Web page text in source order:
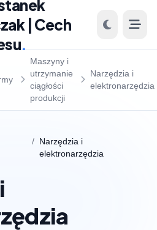
| Cech
.
Maszyny i
utrzymanie
ciągłości
produkcji
Narzędzia i
elektronarzędzia
/ Narzędzia i
elektronarzędzia